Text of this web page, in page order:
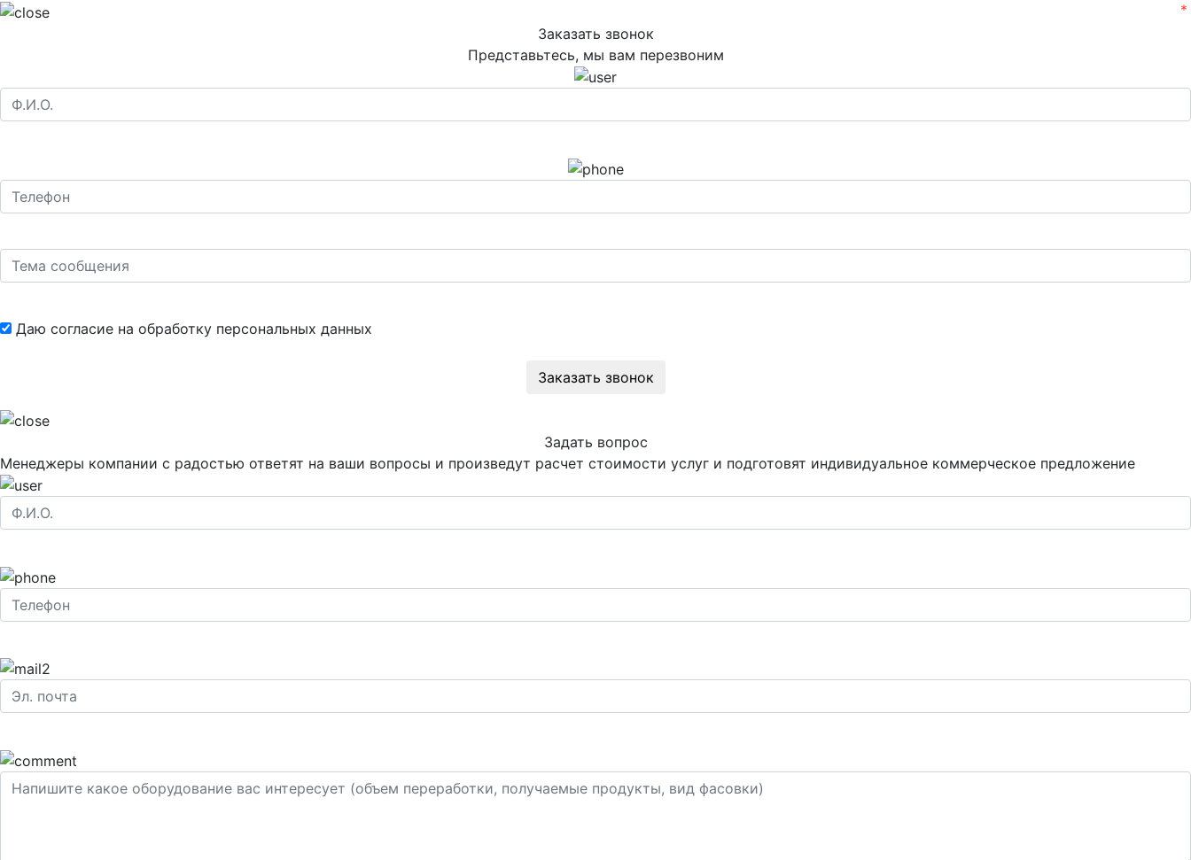
Заказать звонок
Представьтесь, мы вам перезвоним
Даю согласие на обработку персональных данных
Задать вопрос
Менеджеры компании с радостью ответят на ваши вопросы и произведут расчет стоимости услуг и подготовят индивидуальное коммерческое предложение